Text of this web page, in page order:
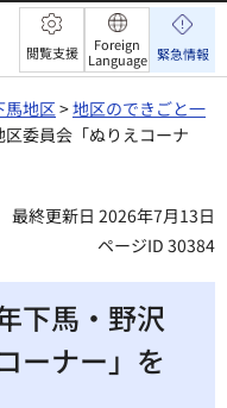
閲覧支援
Foreign
Language 緊急情報
馬地区>地区のできごと一
委員会「ぬりえコーナ
最終更新日 2026年7月13日
ページID 30384
下馬・野沢
ーナー」を